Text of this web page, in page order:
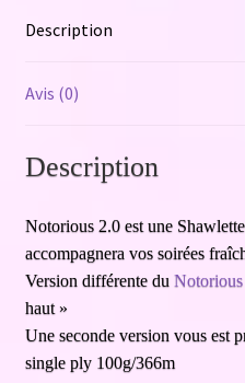
Description
Avis (0)
Description
Notorious 2.0 est une
accompagnera vos soirées
Version différente du Notorious
haut »
Une seconde version vous est
single ply 100g/366m